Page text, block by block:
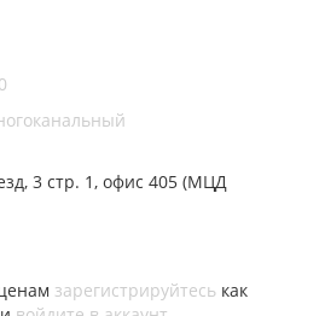
0
3 стр. 1, офис 405 (МЦД
зарегистрируйтесь как